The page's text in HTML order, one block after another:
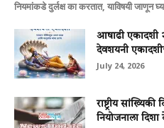
नियमांकडे दुर्लक्ष का करतात, याविषयी जाणून
आषाढी एकादशी
देवशयनी
July 24, 2026
राष्ट्रीय
नियोजनाला